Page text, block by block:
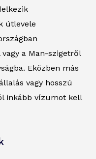
útlevele
a Man-szigetről
Eközben más
vagy hosszú
inkább vízumot kell